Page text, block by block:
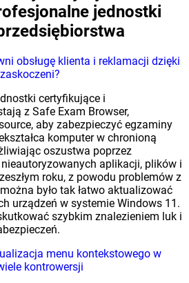
jednostki
obsługę klienta i reklamacji dzięki
certyfikujące i
z Safe Exam Browser,
aby zabezpieczyć egzaminy
komputer w chronioną
oszustwa poprzez
aplikacji, plików i
roku, z powodu problemów z
było tak łatwo aktualizować
urządzeń w systemie Windows 11.
szybkim znalezieniem luk i
menu kontekstowego w
kontrowersji